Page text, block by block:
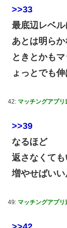
>>33
最底辺レベ
あとは明ら
ときとかも
ょっとでも
42: マッチングアプリ
>>39
なるほど
返さなくて
増やせばい
49: マッチングアプリ